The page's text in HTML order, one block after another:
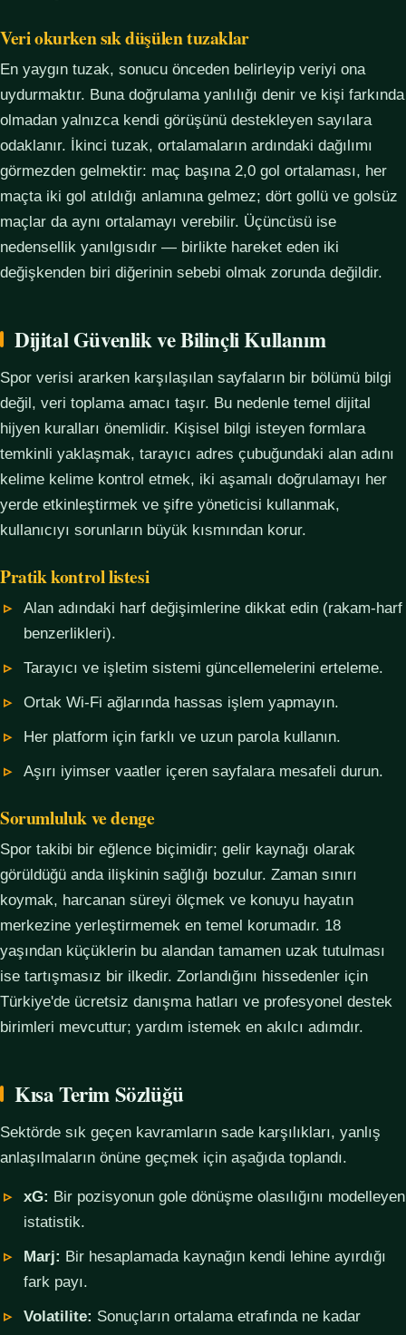
Veri okurken sık düşülen tuzaklar
En yaygın tuzak, sonucu önceden belirleyip veriyi ona
uydurmaktır. Buna doğrulama yanlılığı denir ve kişi farkında
olmadan yalnızca kendi görüşünü destekleyen sayılara
odaklanır. İkinci tuzak, ortalamaların ardındaki dağılımı
görmezden gelmektir: maç başına 2,0 gol ortalaması, her
maçta iki gol atıldığı anlamına gelmez; dört gollü ve golsüz
maçlar da aynı ortalamayı verebilir. Üçüncüsü ise
nedensellik yanılgısıdır — birlikte hareket eden iki
değişkenden biri diğerinin sebebi olmak zorunda değildir.
Dijital Güvenlik ve Bilinçli Kullanım
Spor verisi ararken karşılaşılan sayfaların bir bölümü bilgi
değil, veri toplama amacı taşır. Bu nedenle temel dijital
hijyen kuralları önemlidir. Kişisel bilgi isteyen formlara
temkinli yaklaşmak, tarayıcı adres çubuğundaki alan adını
kelime kelime kontrol etmek, iki aşamalı doğrulamayı her
yerde etkinleştirmek ve şifre yöneticisi kullanmak,
kullanıcıyı sorunların büyük kısmından korur.
Pratik kontrol listesi
Alan adındaki harf değişimlerine dikkat edin (rakam-harf
benzerlikleri).
Tarayıcı ve işletim sistemi güncellemelerini erteleme.
Ortak Wi-Fi ağlarında hassas işlem yapmayın.
Her platform için farklı ve uzun parola kullanın.
Aşırı iyimser vaatler içeren sayfalara mesafeli durun.
Sorumluluk ve denge
Spor takibi bir eğlence biçimidir; gelir kaynağı olarak
görüldüğü anda ilişkinin sağlığı bozulur. Zaman sınırı
koymak, harcanan süreyi ölçmek ve konuyu hayatın
merkezine yerleştirmemek en temel korumadır. 18
yaşından küçüklerin bu alandan tamamen uzak tutulması
ise tartışmasız bir ilkedir. Zorlandığını hissedenler için
Türkiye'de ücretsiz danışma hatları ve profesyonel destek
birimleri mevcuttur; yardım istemek en akılcı adımdır.
Kısa Terim Sözlüğü
Sektörde sık geçen kavramların sade karşılıkları, yanlış
anlaşılmaların önüne geçmek için aşağıda toplandı.
xG: Bir pozisyonun gole dönüşme olasılığını modelleyen
istatistik.
Marj: Bir hesaplamada kaynağın kendi lehine ayırdığı
fark payı.
Volatilite: Sonuçların ortalama etrafında ne kadar